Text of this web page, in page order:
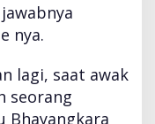
nya.
lagi, saat awak
seorang
Bhayangkara